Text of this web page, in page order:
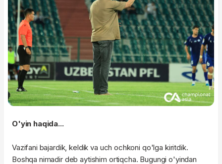
O'yin haqida...
Vazifani bajardik, keldik va uch ochkoni qo'lga kiritdik.
Boshqa nimadir deb aytishim ortiqcha. Bugungi o'yindan